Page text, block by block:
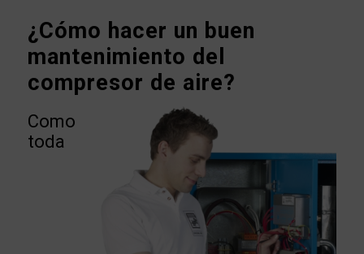
¿Cómo hacer un buen
mantenimiento del
compresor de aire?
Como
toda